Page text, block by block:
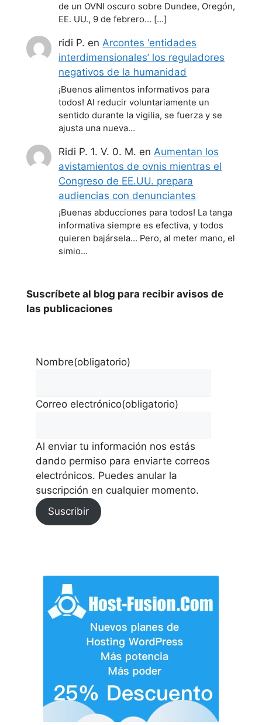
de un OVNI oscuro sobre Dundee, Oregón,
EE. UU., 9 de febrero… […]
ridi P. enArcontes ‘entidades
interdimensionales’ los reguladores
negativos de la humanidad
¡Buenos alimentos informativos para
todos! Al reducir voluntariamente un
sentido durante la vigilia, se fuerza y se
ajusta una nueva…
Ridi P. 1. V. 0. M. en Aumentan los
avistamientos de ovnis mientras el
Congreso de EE.UU. prepara
audiencias con denunciantes
¡Buenas abducciones para todos! La tanga
informativa siempre es efectiva, y todos
quieren bajársela... Pero, al meter mano, el
simio…
Suscríbete al blog para recibir avisos de
las publicaciones
Nombre(obligatorio)
Correo electrónico(obligatorio)
Al enviar tu información nos estás
dando permiso para enviarte correos
electrónicos. Puedes anular la
suscripción en cualquier momento.
Suscribir